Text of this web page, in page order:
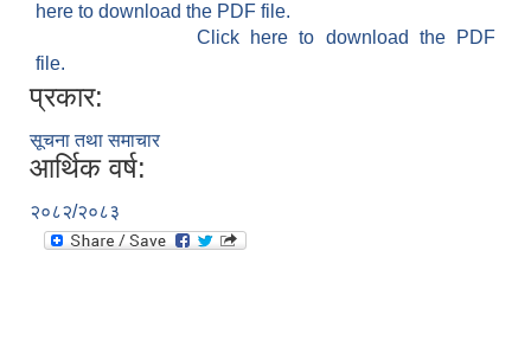
here to download the PDF file.
Click here to download the PDF
file.
प्रकार:
सूचना तथा समाचार
आर्थिक वर्ष:
२०८२/२०८३